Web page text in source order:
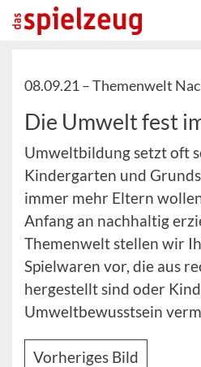
08.09.21 –Themenwelt
Die Umwelt fest
Umweltbildung setzt oft
Kindergarten und
immer mehr Eltern
Anfang an nachhaltig
Themenwelt stellen wir
Spielwaren vor, die aus
hergestellt sind oder
Umweltbewusstsein
Vorheriges Bild